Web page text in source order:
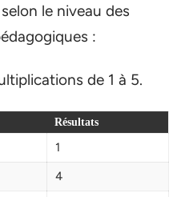
le niveau des
:
de 1 à 5.
Résultats
1
4